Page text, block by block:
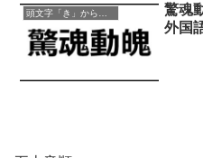
頭文字「き」から始まる四字熟語
驚魂
外国